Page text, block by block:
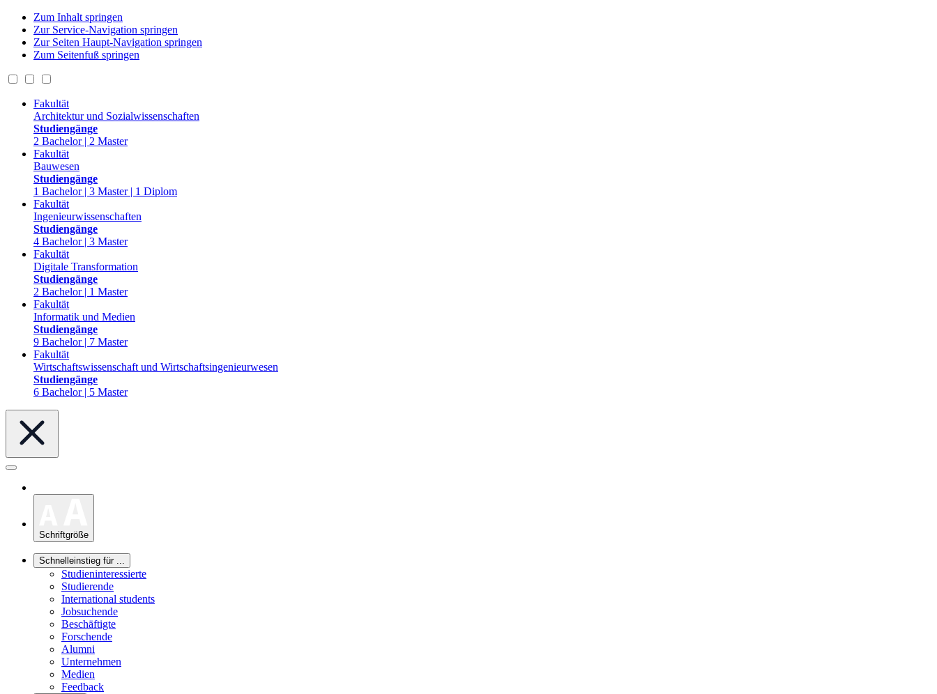
Zum Inhalt springen
Zur Service-Navigation springen
Zur Seiten Haupt-Navigation springen
Zum Seitenfuß springen
Fakultät
Architektur und Sozialwissenschaften
Studiengänge
2 Bachelor | 2 Master
Fakultät
Bauwesen
Studiengänge
1 Bachelor | 3 Master | 1 Diplom
Fakultät
Ingenieurwissenschaften
Studiengänge
4 Bachelor | 3 Master
Fakultät
Digitale Transformation
Studiengänge
2 Bachelor | 1 Master
Fakultät
Informatik und Medien
Studiengänge
9 Bachelor | 7 Master
Fakultät
Wirtschaftswissenschaft und Wirtschaftsingenieurwesen
Studiengänge
6 Bachelor | 5 Master
Schriftgröße
Schnelleinstieg für ...
Studieninteressierte
Studierende
International students
Jobsuchende
Beschäftigte
Forschende
Alumni
Unternehmen
Medien
Feedback